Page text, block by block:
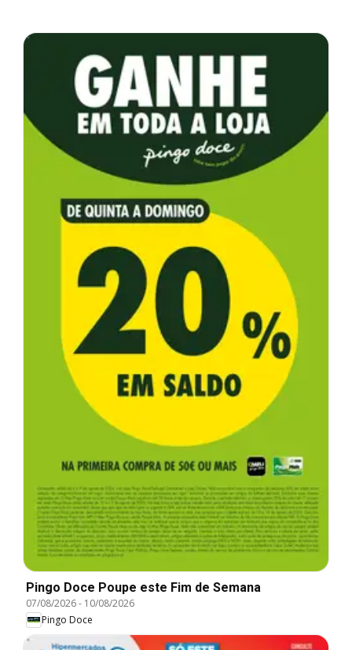
Pingo Doce Poupe este Fim de Semana
07/08/2026- 10/08/2026
Pingo Doce